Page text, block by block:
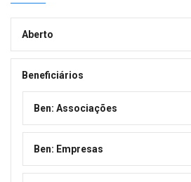
Aberto
Beneficiários
Ben: Associações
Ben: Empresas